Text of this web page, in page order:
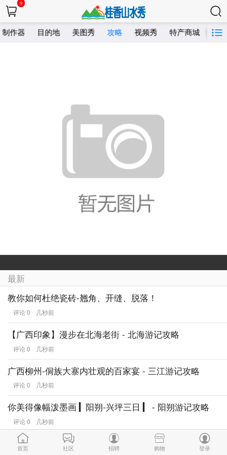
9
首页 社区 招聘 购物 登录
制作器 目的地 美图秀 攻略 视频秀 特产商城 网
最新
教你如何杜绝瓷砖-翘角、开缝、脱落！
评论 0 几秒前
【广西印象】漫步在北海老街 - 北海游记攻略
评论 0 几秒前
广西柳州-侗族大寨内壮观的百家宴 - 三江游记攻略
评论 0 几秒前
你美得像幅泼墨画 ▎阳朔-兴坪三日 ▎ - 阳朔游记攻略
评论 0 几秒前
广西之西: 陶醉于崇左,靖西的清山绿水：明仕田园, 德天